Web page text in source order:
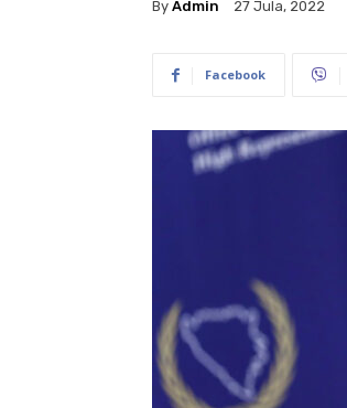
By Admin 27 Jula, 2022
Facebook